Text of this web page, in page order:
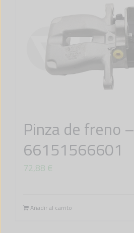
Pinza de freno –
66151566601
72,88 €
Añadir al carrito